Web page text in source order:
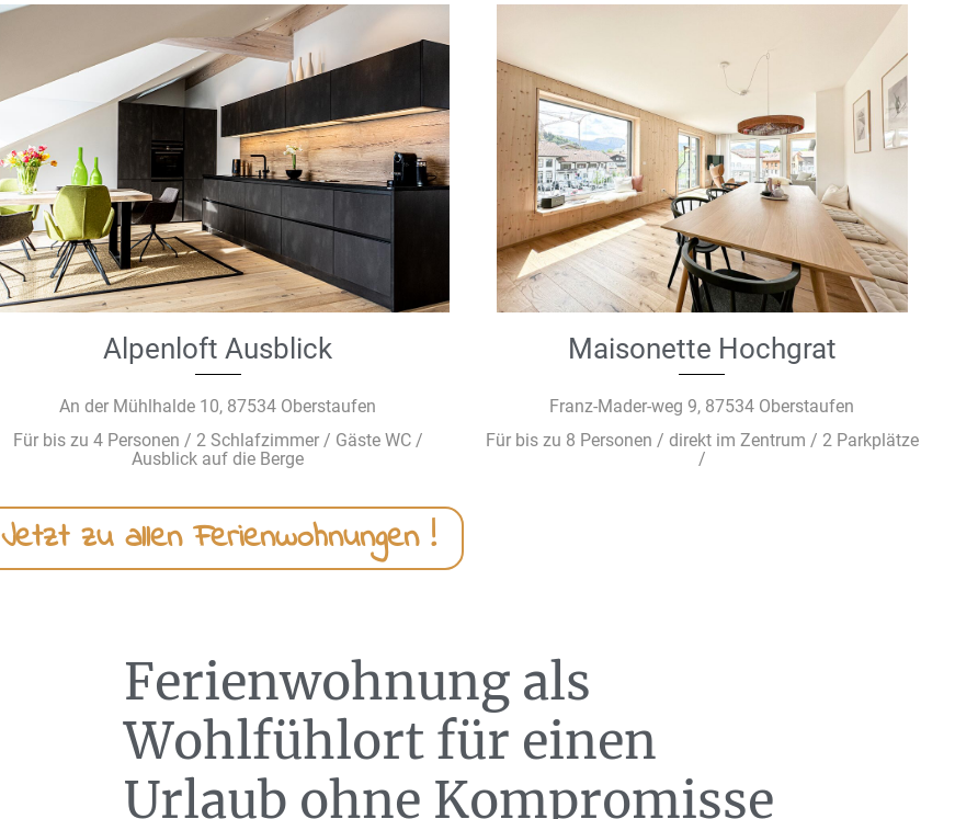
Alpenloft Ausblick
An der Mühlhalde 10, 87534 Oberstaufen
Für bis zu 4 Personen / 2 Schlafzimmer / Gäste WC /
Ausblick auf die Berge
Maisonette Hochgrat
Franz-Mader-weg 9, 87534 Oberstaufen
Für bis zu 8 Personen / direkt im Zentrum / 2 Parkplätze
/
Jetzt zu allen Ferienwohnungen !
Ferienwohnung als
Wohlfühlort für einen
Urlaub ohne Kompromisse